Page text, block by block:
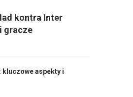
kontra Inter
gracze
kluczowe aspekty i